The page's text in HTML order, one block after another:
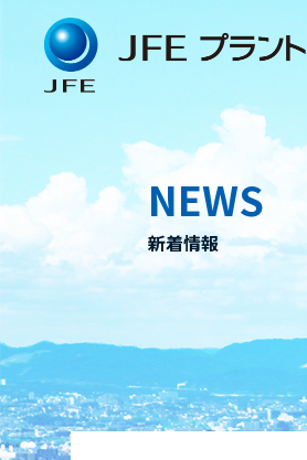
content
NEWS
新着情報